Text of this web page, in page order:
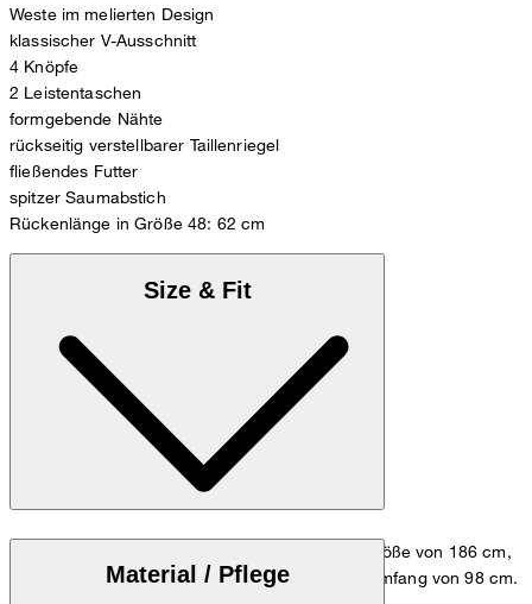
Weste im melierten Design
klassischer V-Ausschnitt
4 Knöpfe
2 Leistentaschen
formgebende Nähte
rückseitig verstellbarer Taillenriegel
fließendes Futter
spitzer Saumabstich
Rückenlänge in Größe 48: 62 cm
Size & Fit
Das Model trägt die Größe 48 bei einer Körpergröße von 186 cm,
einem Brustumfang von 98 cm und einem Hüftumfang von 98 cm.
Material / Pflege